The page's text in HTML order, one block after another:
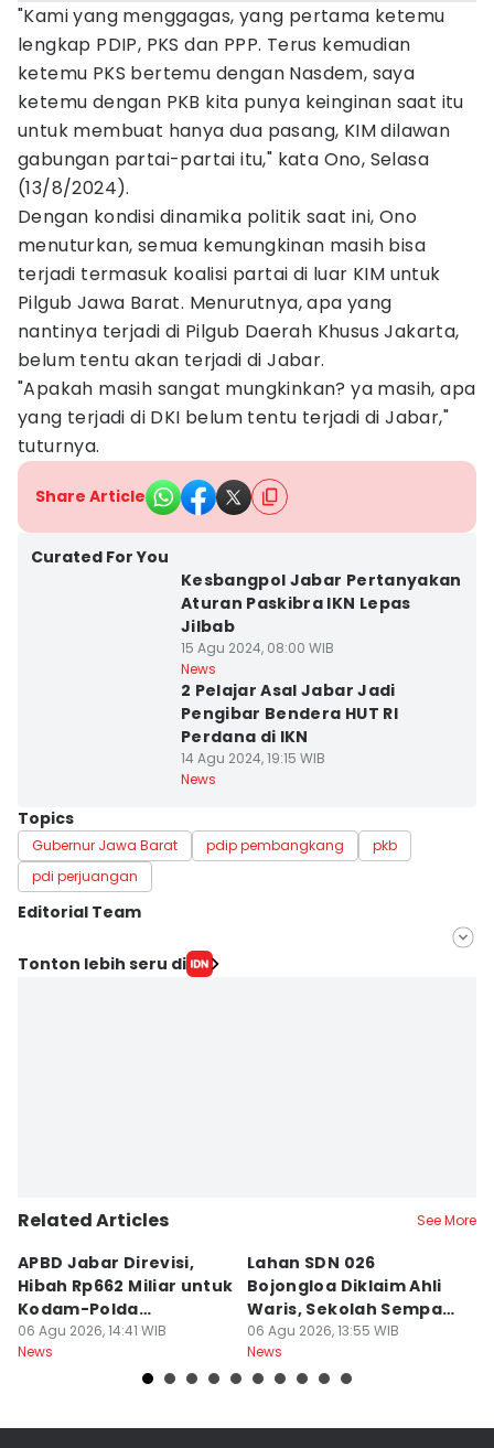
"Kami yang menggagas, yang pertama ketemu
lengkap PDIP, PKS dan PPP. Terus kemudian
ketemu PKS bertemu dengan Nasdem, saya
ketemu dengan PKB kita punya keinginan saat itu
untuk membuat hanya dua pasang, KIM dilawan
gabungan partai-partai itu," kata Ono, Selasa
(13/8/2024).
Dengan kondisi dinamika politik saat ini, Ono
menuturkan, semua kemungkinan masih bisa
terjadi termasuk koalisi partai di luar KIM untuk
Pilgub Jawa Barat. Menurutnya, apa yang
nantinya terjadi di Pilgub Daerah Khusus Jakarta,
belum tentu akan terjadi di Jabar.
"Apakah masih sangat mungkinkan? ya masih, apa
yang terjadi di DKI belum tentu terjadi di Jabar,"
tuturnya.
Share Article
Curated For You
Kesbangpol Jabar Pertanyakan
Aturan Paskibra IKN Lepas
Jilbab
15 Agu 2024, 08:00 WIB
News
2 Pelajar Asal Jabar Jadi
Pengibar Bendera HUT RI
Perdana di IKN
14 Agu 2024, 19:15 WIB
News
Topics
Gubernur Jawa Barat pdip pembangkang
pkb
pdi perjuangan
Editorial Team
Editor
Tonton lebih seru di
Related Articles See More
APBD Jabar Direvisi,
Hibah Rp662 Miliar untuk
Kodam-Polda
Dievaluasi
06 Agu 2026, 14:41 WIB
News
Lahan SDN 026
Bojongloa Diklaim Ahli
Waris, Sekolah Sempat
Disegel
06 Agu 2026, 13:55 WIB
News